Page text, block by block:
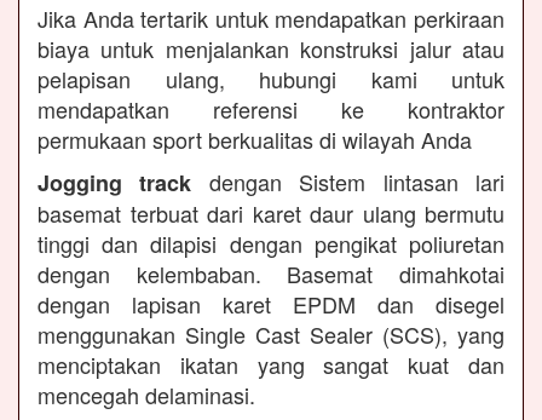
Jika Anda tertarik untuk mendapatkan perkiraan
biaya untuk menjalankan konstruksi jalur atau
pelapisan ulang, hubungi kami untuk
mendapatkan referensi ke kontraktor
permukaan sport berkualitas di wilayah Anda
Jogging track dengan Sistem lintasan lari
basemat terbuat dari karet daur ulang bermutu
tinggi dan dilapisi dengan pengikat poliuretan
dengan kelembaban. Basemat dimahkotai
dengan lapisan karet EPDM dan disegel
menggunakan Single Cast Sealer (SCS), yang
menciptakan ikatan yang sangat kuat dan
mencegah delaminasi.